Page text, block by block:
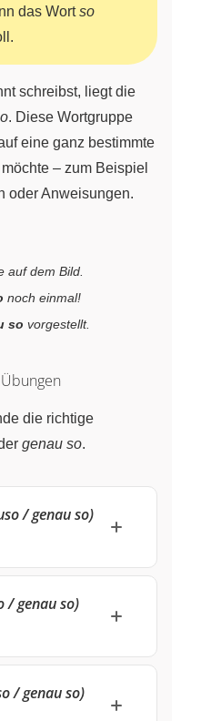
das Wortso
schreibst, liegt die
. Diese Wortgruppe
eine ganz bestimmte
– zum Beispiel
oder Anweisungen.
auf dem Bild.
noch einmal!
so vorgestellt.
die richtige
genau so.
/ genau so)
/ genau so)
/ genau so)